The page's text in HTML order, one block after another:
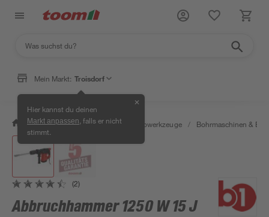
Mein Markt: Troisdorf
Hier kannst du deinen
Markt anpassen , falls er nicht
stimmt.
✕
/ Werkstatt & Maschinen / Elektrowerkzeuge / Bohrmaschinen &
(2)
Abbruchhammer 1250 W 15 J